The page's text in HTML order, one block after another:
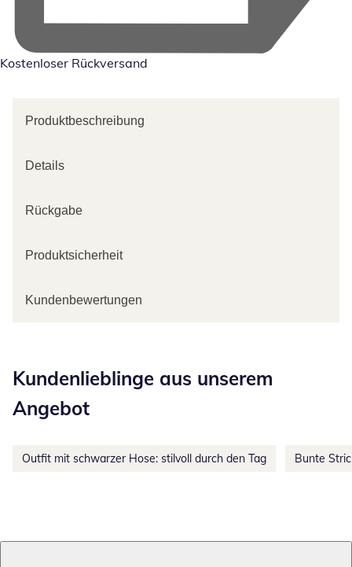
Kostenloser Rückversand
Produktbeschreibung
Details
Rückgabe
Produktsicherheit
Kundenbewertungen
Kundenlieblinge aus unserem
Angebot
Outfit mit schwarzer Hose: stilvoll durch den Tag Bunte